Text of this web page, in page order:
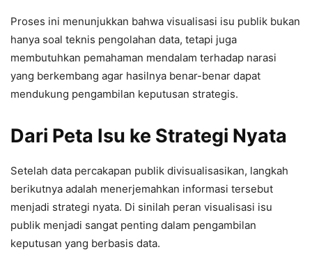
Proses ini menunjukkan bahwa visualisasi isu publik bukan
hanya soal teknis pengolahan data, tetapi juga
membutuhkan pemahaman mendalam terhadap narasi
yang berkembang agar hasilnya benar-benar dapat
mendukung pengambilan keputusan strategis.
Dari Peta Isu ke Strategi Nyata
Setelah data percakapan publik divisualisasikan, langkah
berikutnya adalah menerjemahkan informasi tersebut
menjadi strategi nyata. Di sinilah peran visualisasi isu
publik menjadi sangat penting dalam pengambilan
keputusan yang berbasis data.